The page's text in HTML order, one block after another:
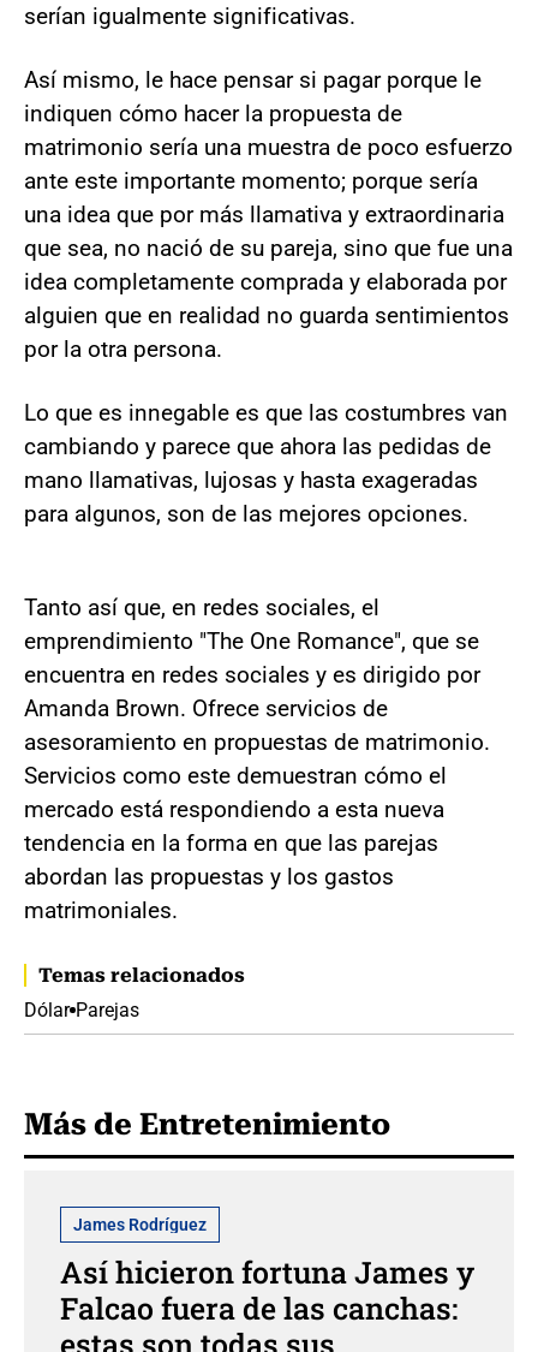
serían igualmente significativas.
Así mismo, le hace pensar si pagar porque le
indiquen cómo hacer la propuesta de
matrimonio sería una muestra de poco esfuerzo
ante este importante momento; porque sería
una idea que por más llamativa y extraordinaria
que sea, no nació de su pareja, sino que fue una
idea completamente comprada y elaborada por
alguien que en realidad no guarda sentimientos
por la otra persona.
Lo que es innegable es que las costumbres van
cambiando y parece que ahora las pedidas de
mano llamativas, lujosas y hasta exageradas
para algunos, son de las mejores opciones.
Tanto así que, en redes sociales, el
emprendimiento "The One Romance", que se
encuentra en redes sociales y es dirigido por
Amanda Brown. Ofrece servicios de
asesoramiento en propuestas de matrimonio.
Servicios como este demuestran cómo el
mercado está respondiendo a esta nueva
tendencia en la forma en que las parejas
abordan las propuestas y los gastos
matrimoniales.
Temas relacionados
Dólar Parejas
Más de Entretenimiento
James Rodríguez
Así hicieron fortuna James y
Falcao fuera de las canchas:
estas son todas sus